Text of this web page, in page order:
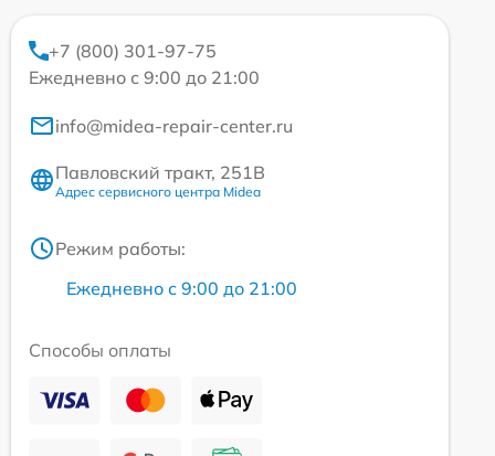
+7 (800) 301-97-75
Ежедневно с 9:00 до 21:00
info@midea-repair-center.ru
Павловский тракт, 251В
Адрес сервисного центра Midea
Режим работы:
Ежедневно с 9:00 до 21:00
Способы оплаты